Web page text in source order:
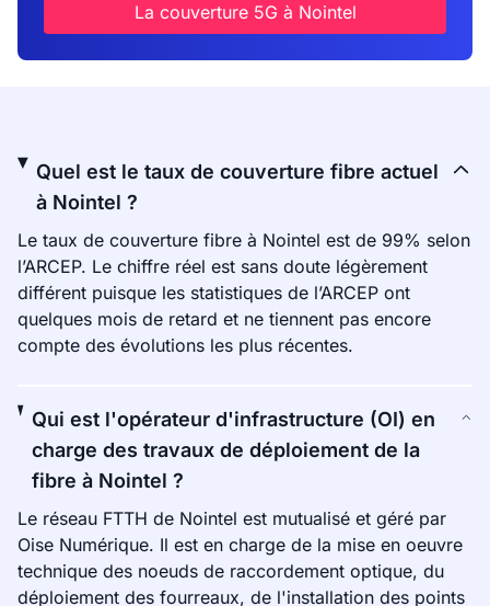
La couverture 5G à Nointel
Quel est le taux de couverture fibre actuel
à Nointel ?
Le taux de couverture fibre à Nointel est de 99% selon
l’ARCEP. Le chiffre réel est sans doute légèrement
différent puisque les statistiques de l’ARCEP ont
quelques mois de retard et ne tiennent pas encore
compte des évolutions les plus récentes.
Qui est l'opérateur d'infrastructure (OI) en
charge des travaux de déploiement de la
fibre à Nointel ?
Le réseau FTTH de Nointel est mutualisé et géré par
Oise Numérique. Il est en charge de la mise en oeuvre
technique des noeuds de raccordement optique, du
déploiement des fourreaux, de l'installation des points